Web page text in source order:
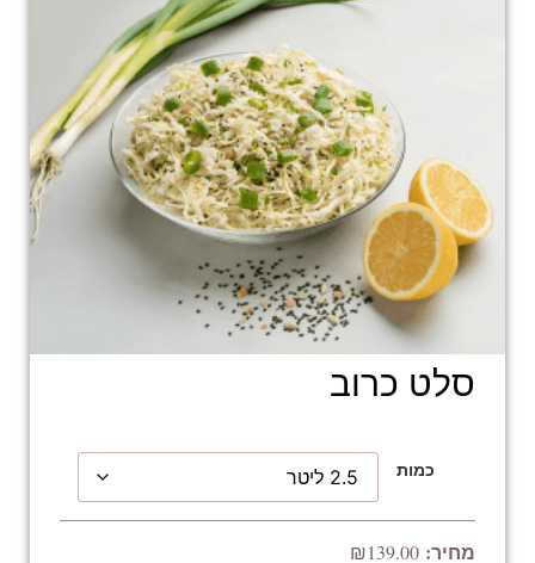
סלט כרוב
כמות
₪139.00